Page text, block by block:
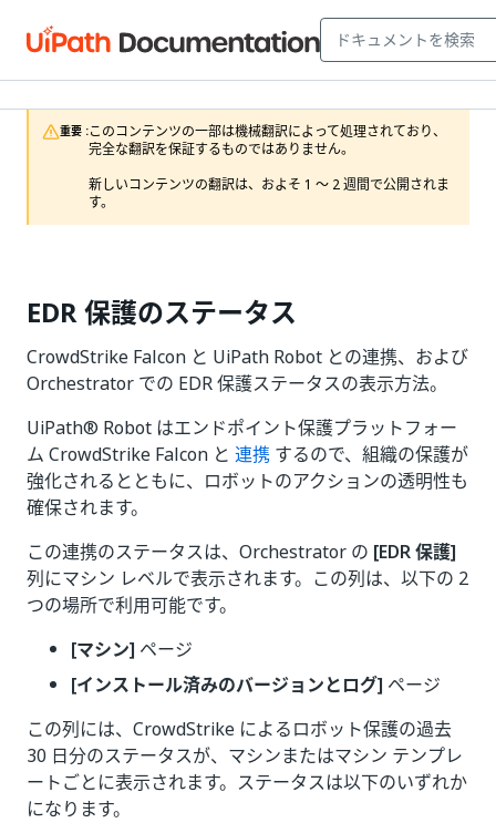
重要 :このコンテンツの一部は機械翻訳によって処理されており、
完全な翻訳を保証するものではありません。
新しいコンテンツの翻訳は、およそ 1 ～ 2 週間で公開されま
す。
EDR 保護のステータス
CrowdStrike Falcon と UiPath Robot との連携、および
Orchestrator での EDR 保護ステータスの表示方法。
UiPath® Robot はエンドポイント保護プラットフォー
ム CrowdStrike Falcon と 連携 するので、組織の保護が
強化されるとともに、ロボットのアクションの透明性も
確保されます。
この連携のステータスは、Orchestrator の [EDR 保護]
列にマシン レベルで表示されます。この列は、以下の 2
つの場所で利用可能です。
[マシン] ページ
[インストール済みのバージョンとログ] ページ
この列には、CrowdStrike によるロボット保護の過去
30 日分のステータスが、マシンまたはマシン テンプレ
ートごとに表示されます。ステータスは以下のいずれか
になります。